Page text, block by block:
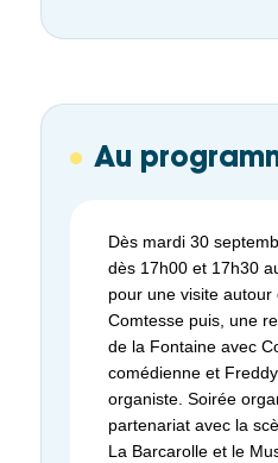
Au
Dès mardi 30
dès 17h00 et 17h30
pour une visite
Comtesse puis, une
de la Fontaine avec
comédienne et
organiste. Soirée
partenariat avec la
La Barcarolle et le